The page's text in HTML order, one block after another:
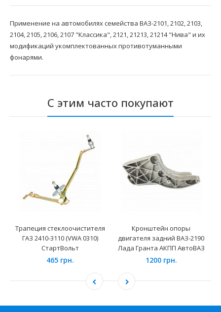
Применение на автомобилях семейства ВАЗ-2101, 2102, 2103,
2104, 2105, 2106, 2107 "Классика", 2121, 21213, 21214 "Нива" и их
модификаций укомплектованных противотуманными
фонарями.
С этим часто покупают
Трапеция стеклоочистителя
ГАЗ 2410-3110 (VWA 0310)
СтартВольт
465 грн.
Кронштейн опоры
двигателя задний ВАЗ-2190
Лада Гранта АКПП АвтоВАЗ
1200 грн.